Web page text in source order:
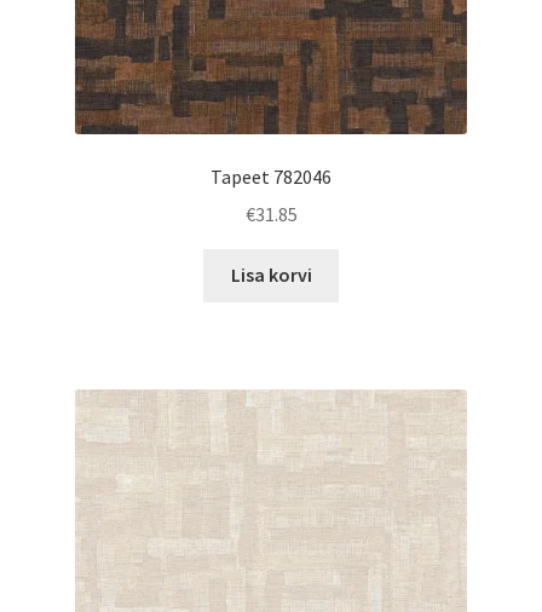
Tapeet 782046
€31.85
Lisa korvi